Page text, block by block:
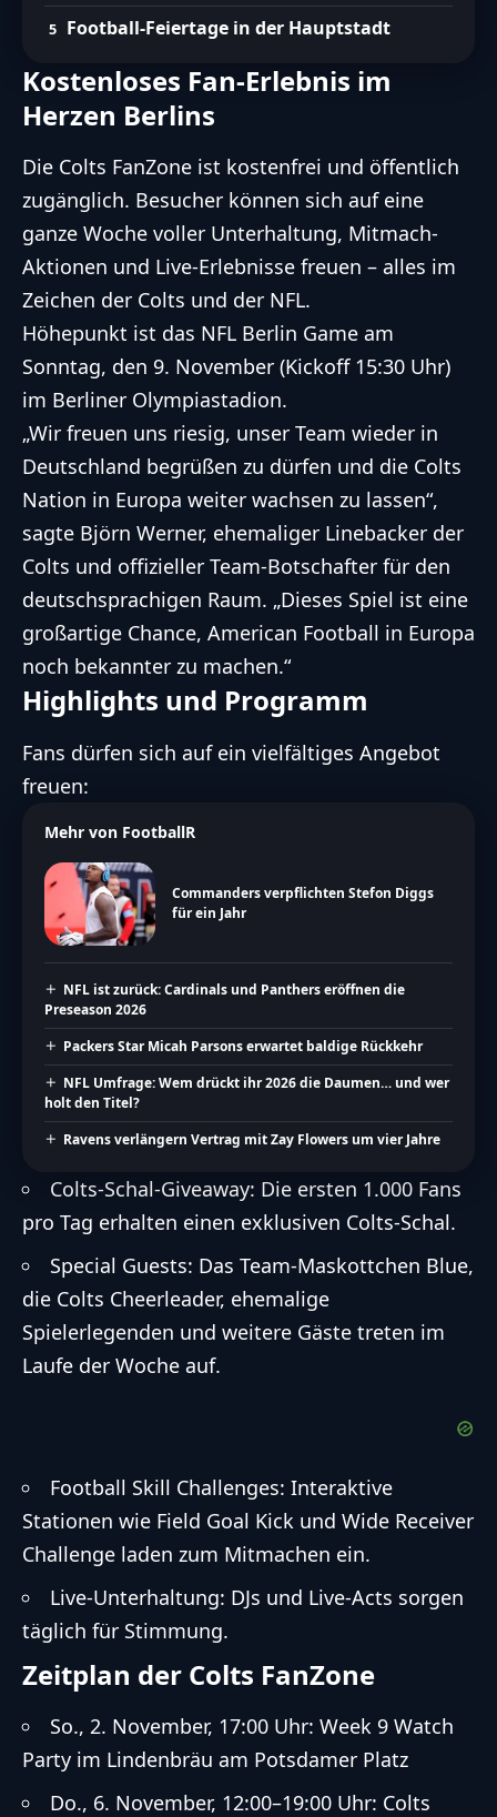
Football-Feiertage in der Hauptstadt
Kostenloses Fan-Erlebnis im
Herzen Berlins
Die Colts FanZone ist kostenfrei und öffentlich
zugänglich. Besucher können sich auf eine
ganze Woche voller Unterhaltung, Mitmach-
Aktionen und Live-Erlebnisse freuen – alles im
Zeichen der Colts und der NFL.
Höhepunkt ist das NFL Berlin Game am
Sonntag, den 9. November (Kickoff 15:30 Uhr)
im Berliner Olympiastadion.
„Wir freuen uns riesig, unser Team wieder in
Deutschland begrüßen zu dürfen und die Colts
Nation in Europa weiter wachsen zu lassen“,
sagte Björn Werner, ehemaliger Linebacker der
Colts und offizieller Team-Botschafter für den
deutschsprachigen Raum. „Dieses Spiel ist eine
großartige Chance, American Football in Europa
noch bekannter zu machen.“
Highlights und Programm
Fans dürfen sich auf ein vielfältiges Angebot
freuen:
Mehr von FootballR
Commanders verpflichten Stefon Diggs
für ein Jahr
NFL ist zurück: Cardinals und Panthers eröffnen die
Preseason 2026
Packers Star Micah Parsons erwartet baldige Rückkehr
NFL Umfrage: Wem drückt ihr 2026 die Daumen… und wer
holt den Titel?
Ravens verlängern Vertrag mit Zay Flowers um vier Jahre
Colts-Schal-Giveaway: Die ersten 1.000 Fans
pro Tag erhalten einen exklusiven Colts-Schal.
Special Guests: Das Team-Maskottchen Blue,
die Colts Cheerleader, ehemalige
Spielerlegenden und weitere Gäste treten im
Laufe der Woche auf.
Football Skill Challenges: Interaktive
Stationen wie Field Goal Kick und Wide Receiver
Challenge laden zum Mitmachen ein.
Live-Unterhaltung: DJs und Live-Acts sorgen
täglich für Stimmung.
Zeitplan der Colts FanZone
So., 2. November, 17:00 Uhr: Week 9 Watch
Party im Lindenbräu am Potsdamer Platz
Do., 6. November, 12:00–19:00 Uhr: Colts